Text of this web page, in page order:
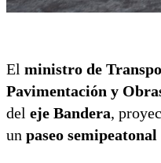
El ministro de
Pavimentación y
del eje Bandera,
un paseo semipeatonal